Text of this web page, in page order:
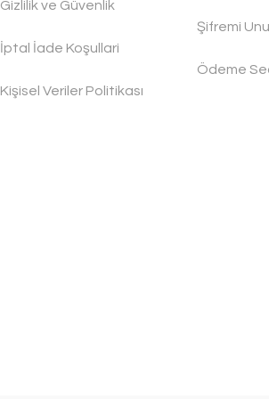
Gizlilik ve Güvenlik
İptal İade Koşullari
Kişisel Veriler Politikası
Şifremi
Ödeme